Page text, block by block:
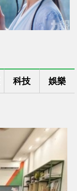
科技 娛樂